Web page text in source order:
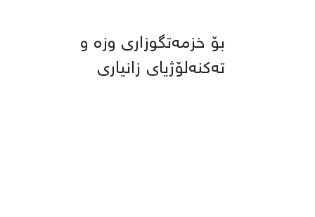
بۆ خزمەتگوزاری وزە و
تەكنەلۆژیای زانیاری